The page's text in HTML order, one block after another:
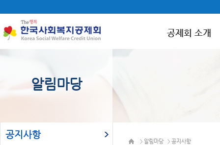
공제회 소개
알림마당
공지사항
> 알림마당 > 공지사항